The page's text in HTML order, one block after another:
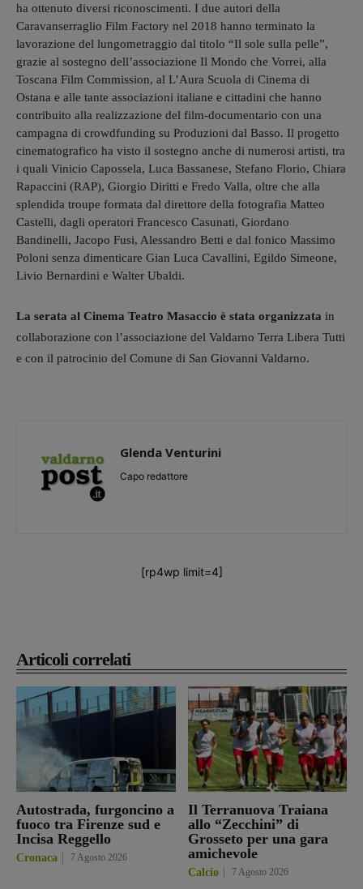
Articoli correlati
Autostrada, furgoncino a
fuoco tra Firenze sud e
Incisa Reggello
Cronaca 7 Agosto 2026
Il Terranuova Traiana
allo “Zecchini” di
Grosseto per una gara
amichevole
Calcio 7 Agosto 2026
ha ottenuto diversi riconoscimenti. I due autori della
Caravanserraglio Film Factory nel 2018 hanno terminato la
lavorazione del lungometraggio dal titolo “Il sole sulla pelle”,
grazie al sostegno dell’associazione Il Mondo che Vorrei, alla
Toscana Film Commission, al L’Aura Scuola di Cinema di
Ostana e alle tante associazioni italiane e cittadini che hanno
contribuito alla realizzazione del film-documentario con una
campagna di crowdfunding su Produzioni dal Basso. Il progetto
cinematografico ha visto il sostegno anche di numerosi artisti, tra
i quali Vinicio Capossela, Luca Bassanese, Stefano Florio, Chiara
Rapaccini (RAP), Giorgio Diritti e Fredo Valla, oltre che alla
splendida troupe formata dal direttore della fotografia Matteo
Castelli, dagli operatori Francesco Casunati, Giordano
Bandinelli, Jacopo Fusi, Alessandro Betti e dal fonico Massimo
Poloni senza dimenticare Gian Luca Cavallini, Egildo Simeone,
Livio Bernardini e Walter Ubaldi.
La serata al Cinema Teatro Masaccio è stata organizzata in
collaborazione con l’associazione del Valdarno Terra Libera Tutti
e con il patrocinio del Comune di San Giovanni Valdarno.
Glenda Venturini
Capo redattore
[rp4wp limit=4]